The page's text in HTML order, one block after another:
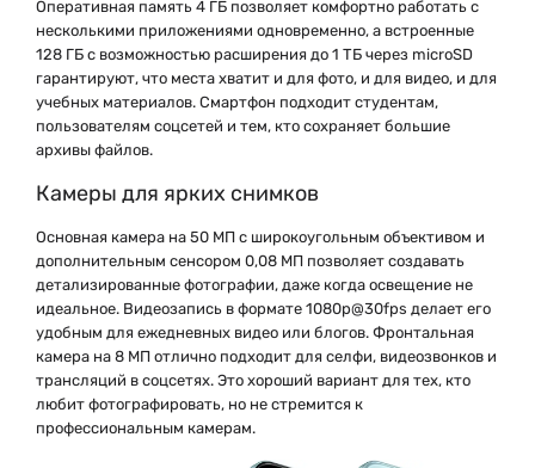
Оперативная память 4 ГБ позволяет комфортно работать с
несколькими приложениями одновременно, а встроенные
128 ГБ с возможностью расширения до 1 ТБ через microSD
гарантируют, что места хватит и для фото, и для видео, и для
учебных материалов. Смартфон подходит студентам,
пользователям соцсетей и тем, кто сохраняет большие
архивы файлов.
Камеры для ярких снимков
Основная камера на 50 МП с широкоугольным объективом и
дополнительным сенсором 0,08 МП позволяет создавать
детализированные фотографии, даже когда освещение не
идеальное. Видеозапись в формате 1080p@30fps делает его
удобным для ежедневных видео или блогов. Фронтальная
камера на 8 МП отлично подходит для селфи, видеозвонков и
трансляций в соцсетях. Это хороший вариант для тех, кто
любит фотографировать, но не стремится к
профессиональным камерам.